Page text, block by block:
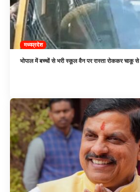
मध्यप्रदेश
भोपाल में बच्चों से भरी स्कूल वैन पर रास्ता रोककर चाकू